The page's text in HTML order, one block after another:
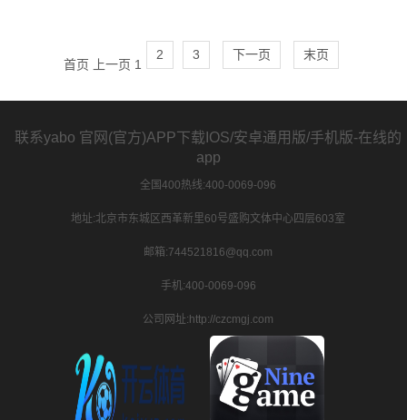
首页 上一页 1
2 3 下一页 末页
联系yabo 官网(官方)APP下载IOS/安卓通用版/手机版-在线的
app
全国400热线:400-0069-096
地址:北京市东城区西革新里60号盛购文体中心四层603室
邮箱:744521816@qq.com
手机:400-0069-096
公司网址:http://czcmgj.com